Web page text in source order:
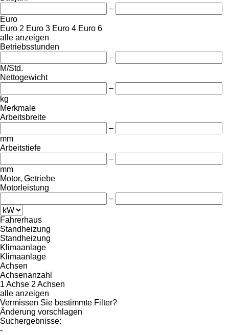
–
Euro
Euro 2 Euro 3 Euro 4 Euro 6
alle anzeigen
Betriebsstunden
–
M/Std.
Nettogewicht
–
kg
Merkmale
Arbeitsbreite
–
mm
Arbeitstiefe
–
mm
Motor, Getriebe
Motorleistung
–
Fahrerhaus
Standheizung
Standheizung
Klimaanlage
Klimaanlage
Achsen
Achsenanzahl
1 Achse 2 Achsen
alle anzeigen
Vermissen Sie bestimmte Filter?
Änderung vorschlagen
Suchergebnisse:
-